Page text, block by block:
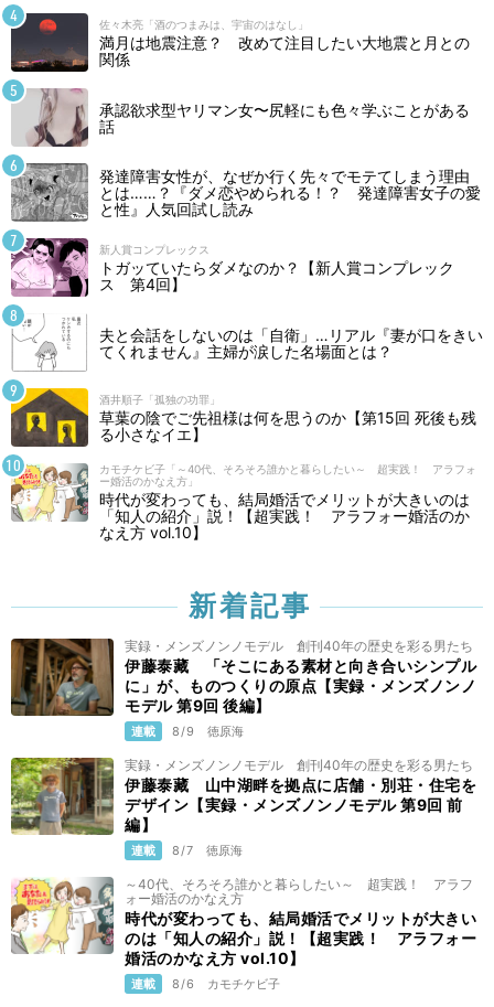
佐々木亮「酒のつまみは、宇宙のはなし」
満月は地震注意？ 改めて注目したい大地震と月との
関係
承認欲求型ヤリマン女〜尻軽にも色々学ぶことがある
話
発達障害女性が、なぜか行く先々でモテてしまう理由
とは……？『ダメ恋やめられる！？ 発達障害女子の愛
と性』人気回試し読み
新人賞コンプレックス
トガッていたらダメなのか？【新人賞コンプレック
ス 第4回】
夫と会話をしないのは「自衛」…リアル『妻が口をきい
てくれません』主婦が涙した名場面とは？
酒井順子「孤独の功罪」
草葉の陰でご先祖様は何を思うのか【第15回 死後も残
る小さなイエ】
カモチケビ子「～40代、そろそろ誰かと暮らしたい～ 超実践！ アラフォ
ー婚活のかなえ方」
時代が変わっても、結局婚活でメリットが大きいのは
「知人の紹介」説！【超実践！ アラフォー婚活のか
なえ方 vol.10】
新着記事
実録・メンズノンノモデル 創刊40年の歴史を彩る男たち
伊藤泰藏 「そこにある素材と向き合いシンプル
に」が、ものつくりの原点【実録・メンズノンノ
モデル 第9回 後編】
連載 8/9 徳原海
実録・メンズノンノモデル 創刊40年の歴史を彩る男たち
伊藤泰藏 山中湖畔を拠点に店舗・別荘・住宅を
デザイン【実録・メンズノンノモデル 第9回 前
編】
連載 8/7 徳原海
～40代、そろそろ誰かと暮らしたい～ 超実践！ アラフ
ォー婚活のかなえ方
時代が変わっても、結局婚活でメリットが大きい
のは「知人の紹介」説！【超実践！ アラフォー
婚活のかなえ方 vol.10】
連載 8/6 カモチケビ子